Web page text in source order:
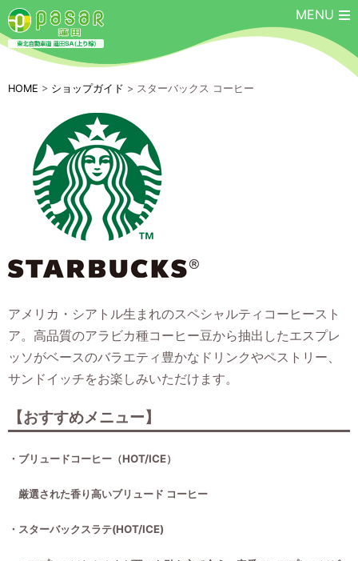
MENU
HOME > ショップガイド > スターバックス コーヒー
アメリカ・シアトル生まれのスペシャルティコーヒースト
ア。高品質のアラビカ種コーヒー豆から抽出したエスプレ
ッソがベースのバラエティ豊かなドリンクやペストリー、
サンドイッチをお楽しみいただけます。
【おすすめメニュー】
・ブリュードコーヒー（HOT/ICE）
厳選された香り高いブリュード コーヒー
・スターバックスラテ(HOT/ICE)